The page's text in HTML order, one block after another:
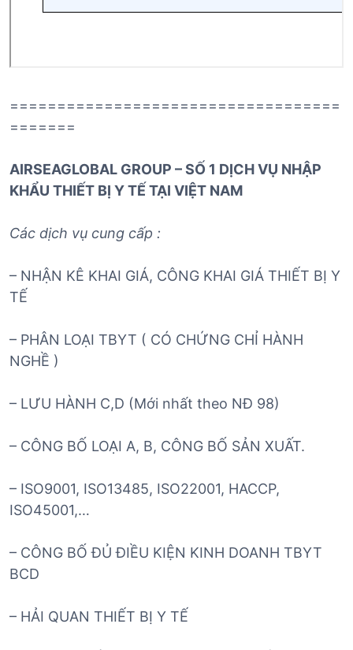
===================================
=======
AIRSEAGLOBAL GROUP – SỐ 1 DỊCH VỤ NHẬP
KHẨU THIẾT BỊ Y TẾ TẠI VIỆT NAM
Các dịch vụ cung cấp :
– NHẬN KÊ KHAI GIÁ, CÔNG KHAI GIÁ THIẾT BỊ Y
TẾ
– PHÂN LOẠI TBYT ( CÓ CHỨNG CHỈ HÀNH
NGHỀ )
– LƯU HÀNH C,D (Mới nhất theo NĐ 98)
– CÔNG BỐ LOẠI A, B, CÔNG BỐ SẢN XUẤT.
– ISO9001, ISO13485, ISO22001, HACCP,
ISO45001,…
– CÔNG BỐ ĐỦ ĐIỀU KIỆN KINH DOANH TBYT
BCD
– HẢI QUAN THIẾT BỊ Y TẾ